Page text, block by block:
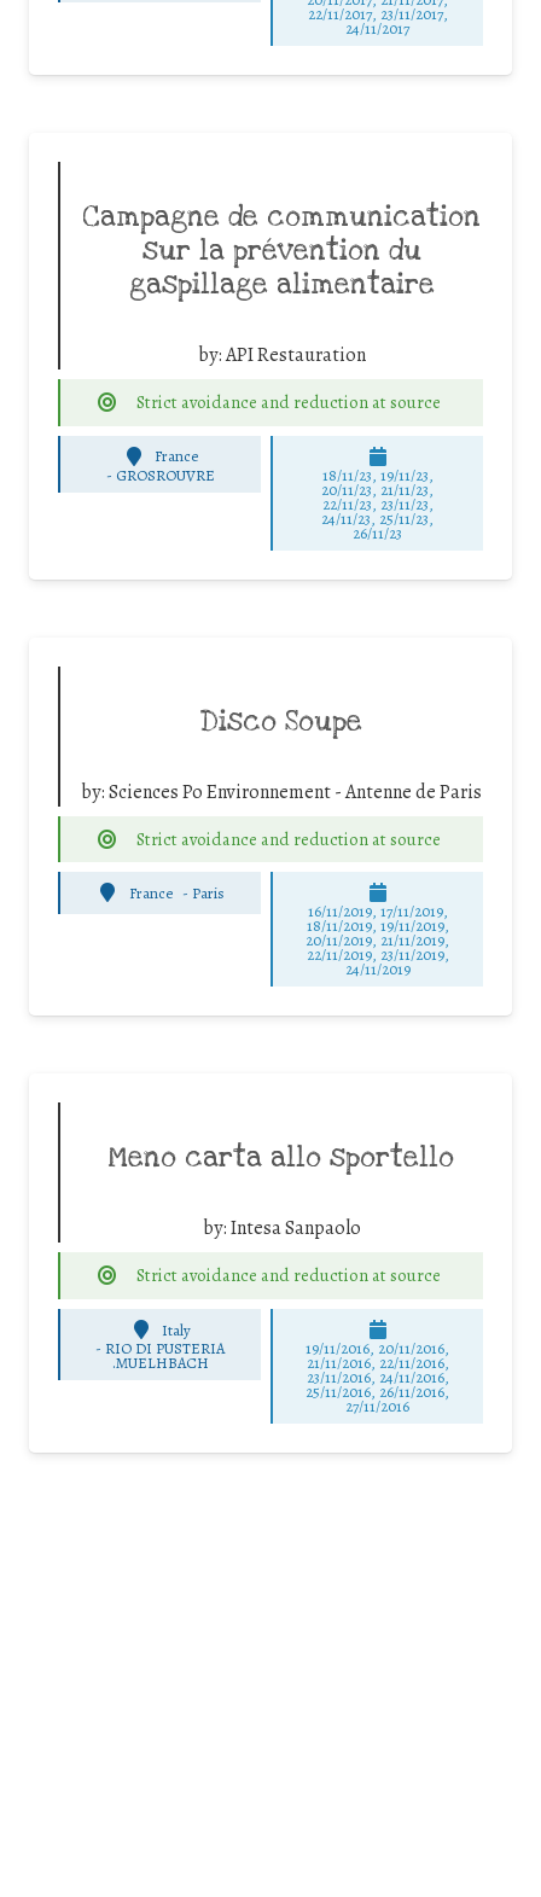
22/11/2017, 23/11/2017,
24/11/2017
Campagne de communication
sur la prévention du
gaspillage alimentaire
by:API Restauration
Strict avoidance and reduction at source
France
- GROSROUVRE 18/11/23, 19/11/23,
20/11/23, 21/11/23,
22/11/23, 23/11/23,
24/11/23, 25/11/23,
26/11/23
Disco Soupe
by:Sciences Po Environnement - Antenne de Paris
Strict avoidance and reduction at source
France - Paris
16/11/2019, 17/11/2019,
18/11/2019, 19/11/2019,
20/11/2019, 21/11/2019,
22/11/2019, 23/11/2019,
24/11/2019
Meno carta allo sportello
by:Intesa Sanpaolo
Strict avoidance and reduction at source
Italy
- RIO DI PUSTERIA
.MUELHBACH
19/11/2016, 20/11/2016,
21/11/2016, 22/11/2016,
23/11/2016, 24/11/2016,
25/11/2016, 26/11/2016,
27/11/2016